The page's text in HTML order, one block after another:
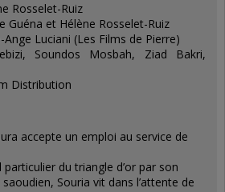
Rosselet-Ruiz
Guéna et Hélène Rosselet-Ruiz
Ange Luciani (Les Films de Pierre)
Soundos Mosbah, Ziad Bakri,
Distribution
accepte un emploi au service de
du triangle d’or par son
Souria vit dans l’attente de